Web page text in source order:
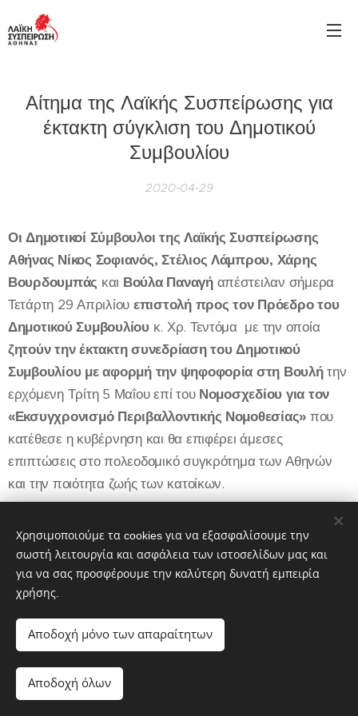
Αίτημα της Λαϊκής Συσπείρωσης για
έκτακτη σύγκλιση του Δημοτικού
Συμβουλίου
2020-04-29
Οι Δημοτικοί Σύμβουλοι της Λαϊκής Συσπείρωσης
Αθήνας Νίκος Σοφιανός, Στέλιος Λάμπρου, Χάρης
Βουρδουμπάς και Βούλα Παναγή απέστειλαν σήμερα
Τετάρτη 29 Απριλίου επιστολή προς τον Πρόεδρο του
Δημοτικού Συμβουλίουκ. Χρ. Τεντόμα με την οποία
ζητούν την έκτακτη συνεδρίαση του Δημοτικού
Συμβουλίου με αφορμή την ψηφοφορία στη Βουλήτην
ερχόμενη Τρίτη 5 Μαΐου επί του Νομοσχεδίου για τον
«Εκσυγχρονισμό Περιβαλλοντικής Νομοθεσίας» που
κατέθεσε η κυβέρνηση και θα επιφέρει άμεσες
επιπτώσεις στο πολεοδομικό συγκρότημα των Αθηνών
και την ποιότητα ζωής των κατοίκων.
Share
Λαϊκή Συσπείρωση Αθήνας © 2019-2026
Χρησιμοποιούμε τα cookies για να εξασφαλίσουμε την
σωστή λειτουργία και ασφάλεια των ιστοσελίδων μας και
για να σας προσφέρουμε την καλύτερη δυνατή εμπειρία
χρήσης.
Αποδοχή μόνο των απαραίτητων
Αποδοχή όλων